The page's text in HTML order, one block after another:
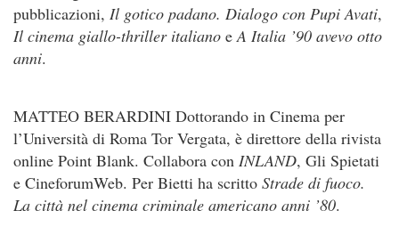
pubblicazioni, Il gotico padano. Dialogo con Pupi Avati,
Il cinema giallo-thriller italiano eA Italia ’90 avevo otto
anni.
MATTEO BERARDINI Dottorando in Cinema per
l’Università di Roma Tor Vergata, è direttore della rivista
online Point Blank. Collabora con INLAND, Gli Spietati
e CineforumWeb. Per Bietti ha scritto Strade di fuoco.
La città nel cinema criminale americano anni ’80.